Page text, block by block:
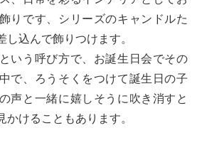
りです、シリーズのキャンドルた
し込んで飾りつけます。
いう呼び方で、お誕生日会でその
で、ろうそくをつけて誕生日の子
声と一緒に嬉しそうに吹き消すと
かけることもあります。